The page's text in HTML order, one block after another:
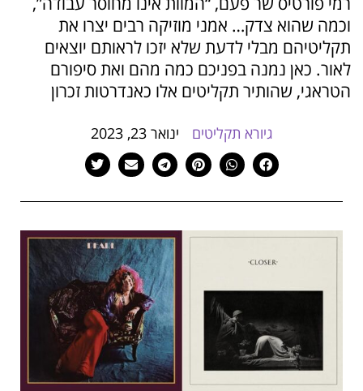
format_underlined הוסף קו תחתון לקישורים
font_download סמן קישורים
לאפס
את
האפשרויות
cached
וכמה שהוא צדק… אמני מוזיקה רבים יצרו את
תקליטיהם מבלי לדעת שלא יזכו לראותם יוצאים
לאור. כאן נמנה בפניכם כמה מהם ואת סיפורם
הטראגי, שהותיר תקליטים אלו כאנדרטות זכרון
גיורא תקליטים ינואר 23, 2023